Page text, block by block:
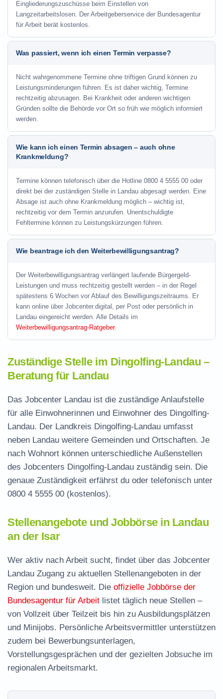
Eingliederungszuschüsse beim Einstellen von
Langzeitarbeitslosen. Der Arbeitgeberservice der Bundesagentur
für Arbeit berät kostenlos.
Was passiert, wenn ich einen Termin verpasse?
Nicht wahrgenommene Termine ohne triftigen Grund können zu
Leistungsminderungen führen. Es ist daher wichtig, Termine
rechtzeitig abzusagen. Bei Krankheit oder anderen wichtigen
Gründen sollte die Behörde vor Ort so früh wie möglich informiert
werden.
Wie kann ich einen Termin absagen – auch ohne
Krankmeldung?
Termine können telefonisch über die Hotline 0800 4 5555 00 oder
direkt bei der zuständigen Stelle in Landau abgesagt werden. Eine
Absage ist auch ohne Krankmeldung möglich – wichtig ist,
rechtzeitig vor dem Termin anzurufen. Unentschuldigte
Fehltermine können zu Leistungskürzungen führen.
Wie beantrage ich den Weiterbewilligungsantrag?
Der Weiterbewilligungsantrag verlängert laufende Bürgergeld-
Leistungen und muss rechtzeitig gestellt werden – in der Regel
spätestens 6 Wochen vor Ablauf des Bewilligungszeitraums. Er
kann online über Jobcenter.digital, per Post oder persönlich in
Landau eingereicht werden. Alle Details im
Weiterbewilligungsantrag-Ratgeber.
Zuständige Stelle im Dingolfing-Landau –
Beratung für Landau
Das Jobcenter Landau ist die zuständige Anlaufstelle
für alle Einwohnerinnen und Einwohner des Dingolfing-
Landau. Der Landkreis Dingolfing-Landau umfasst
neben Landau weitere Gemeinden und Ortschaften. Je
nach Wohnort können unterschiedliche Außenstellen
des Jobcenters Dingolfing-Landau zuständig sein. Die
genaue Zuständigkeit erfährst du oder telefonisch unter
0800 4 5555 00 (kostenlos).
Stellenangebote und Jobbörse in Landau
an der Isar
Wer aktiv nach Arbeit sucht, findet über das Jobcenter
Landau Zugang zu aktuellen Stellenangeboten in der
Region und bundesweit. Die offizielle Jobbörse der
Bundesagentur für Arbeit listet täglich neue Stellen –
von Vollzeit über Teilzeit bis hin zu Ausbildungsplätzen
und Minijobs. Persönliche Arbeitsvermittler unterstützen
zudem bei Bewerbungsunterlagen,
Vorstellungsgesprächen und der gezielten Jobsuche im
regionalen Arbeitsmarkt.